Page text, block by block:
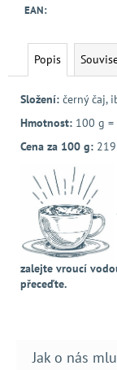
EAN:
Popis
Složení: černý čaj,
Hmotnost: 100 g
Cena za 100 g:
zalejte vroucí
přeceďte.